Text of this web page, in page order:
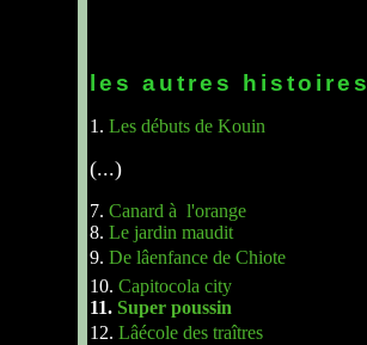
les autres histoires
1. Les débuts de Kouin
(...)
7. Canard à l'orange
8. Le jardin maudit
9. De lâenfance de Chiote
10. Capitocola city
11. Super poussin
12. Lâécole des traîtres